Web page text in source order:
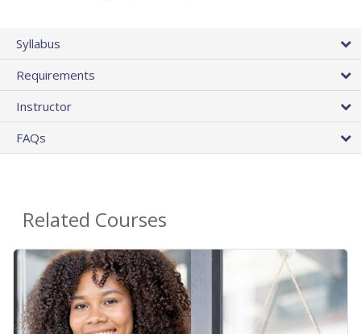
Syllabus
Requirements
Instructor
FAQs
Related Courses